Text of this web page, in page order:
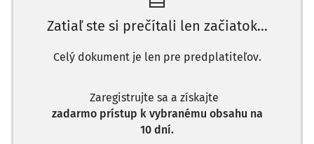
Zatiaľ ste si prečítali len začiatok...
Celý dokument je len pre predplatiteľov.
Zaregistrujte sa a získajte
zadarmo prístup k vybranému obsahu na
10 dní.